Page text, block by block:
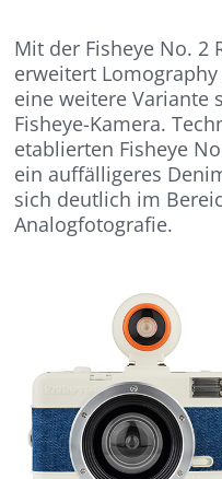
Mit der Fisheye No. 2
erweitert
eine weitere Variante
Fisheye-Kamera.
etablierten Fisheye
ein auffälligeres
sich deutlich im
Analogfotografie.